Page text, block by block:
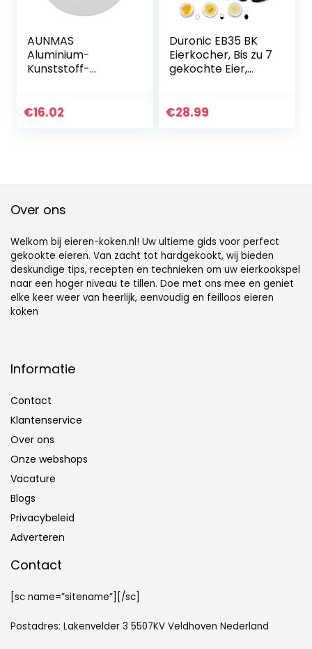
AUNMAS
Aluminium-
Kunststoff-
16x13cm
€16.02
Duronic EB35 BK
Eierkocher, Bis zu 7
gekochte Eier,
hart, Ei
€28.99
Over ons
Welkom bij eieren-koken.nl! Uw ultieme gids voor perfect
gekookte eieren. Van zacht tot hardgekookt, wij bieden
deskundige tips, recepten en technieken om uw eierkookspel
naar een hoger niveau te tillen. Doe met ons mee en geniet
elke keer weer van heerlijk, eenvoudig en feilloos eieren
koken
Informatie
Contact
Klantenservice
Over ons
Onze webshops
Vacature
Blogs
Privacybeleid
Adverteren
Contact
[sc name=”sitename”][/sc]
Postadres: Lakenvelder 3 5507KV Veldhoven Nederland